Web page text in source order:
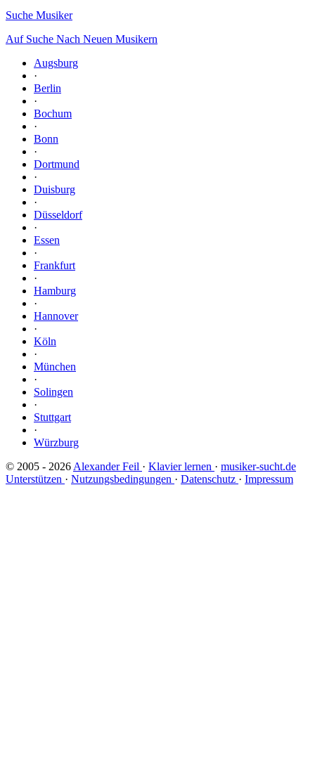
Suche Musiker
Auf Suche Nach Neuen Musikern
Augsburg
·
Berlin
·
Bochum
·
Bonn
·
Dortmund
·
Duisburg
·
Düsseldorf
·
Essen
·
Frankfurt
·
Hamburg
·
Hannover
·
Köln
·
München
·
Solingen
·
Stuttgart
·
Würzburg
© 2005 - 2026 Alexander Feil · Klavier lernen · musiker-sucht.de
Unterstützen · Nutzungsbedingungen · Datenschutz · Impressum